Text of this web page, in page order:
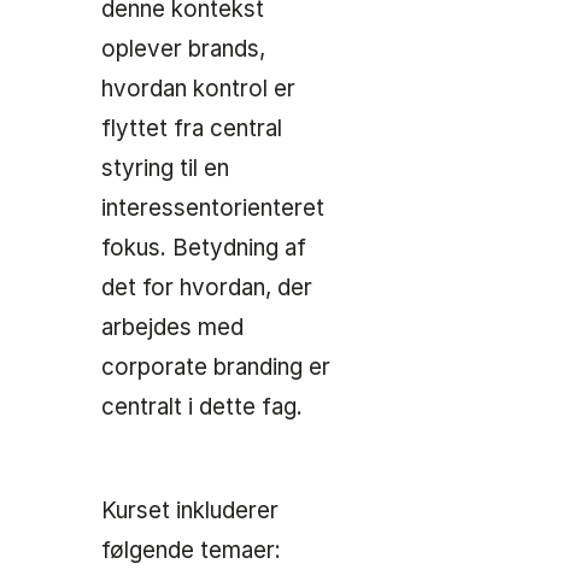
denne kontekst
oplever brands,
hvordan kontrol er
flyttet fra central
styring til en
interessentorienteret
fokus. Betydning af
det for hvordan, der
arbejdes med
corporate branding er
centralt i dette fag.
Kurset inkluderer
følgende temaer: